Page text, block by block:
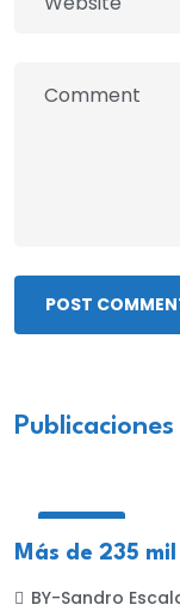
POST
Más de 235
BY-Sandro